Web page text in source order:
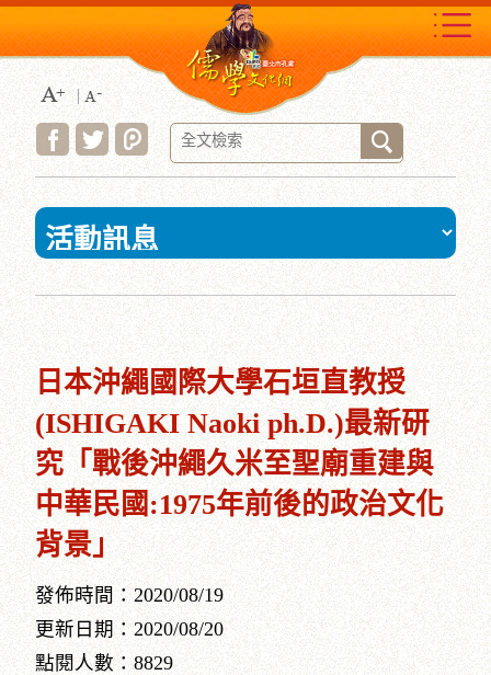
到
主
要
內
容
區
塊
:::
日本沖繩國際大學石垣直教授
(ISHIGAKI Naoki ph.D.)最新研
究「戰後沖繩久米至聖廟重建與
中華民國:1975年前後的政治文化
背景」
發佈時間：2020/08/19
更新日期：2020/08/20
點閱人數：8829